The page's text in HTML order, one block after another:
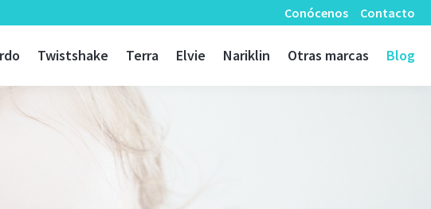
Conócenos Contacto
Twistshake Terra Elvie Nariklin Otras marcas Blog